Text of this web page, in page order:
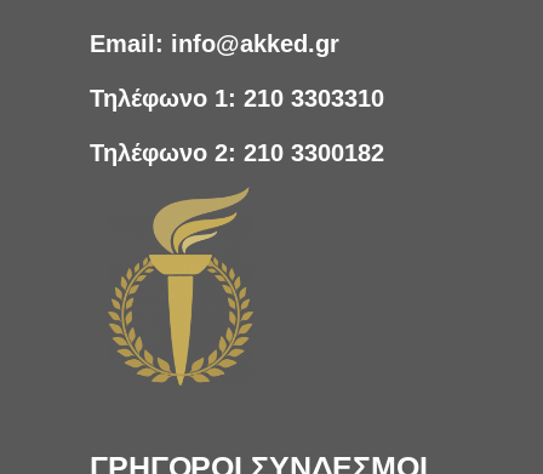
Email: info@akked.gr
Τηλέφωνο 1: 210 3303310
Τηλέφωνο 2: 210 3300182
ΓΡΗΓΟΡΟΙ ΣΥΝΔΕΣΜΟΙ